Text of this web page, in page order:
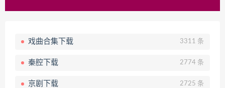
戏曲合集下载 3311 条
秦腔下载 2774 条
京剧下载 2725 条